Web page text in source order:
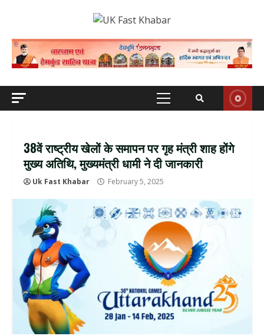
Primary
38वें राष्ट्रीय खेलों के समापन पर गृह मंत्री शाह होंगे
मुख्य अतिथि, मुख्यमंत्री धामी ने दी जानकारी
Uk Fast Khabar February 5, 2025